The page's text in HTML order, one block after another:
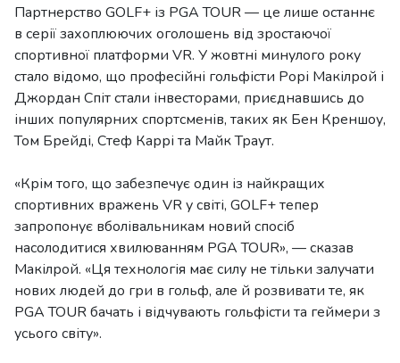
Партнерство GOLF+ із PGA TOUR — це лише останнє
в серії захоплюючих оголошень від зростаючої
спортивної платформи VR. У жовтні минулого року
стало відомо, що професійні гольфісти Рорі Макілрой і
Джордан Спіт стали інвесторами, приєднавшись до
інших популярних спортсменів, таких як Бен Креншоу,
Том Брейді, Стеф Каррі та Майк Траут.
«Крім того, що забезпечує один із найкращих
спортивних вражень VR у світі, GOLF+ тепер
запропонує вболівальникам новий спосіб
насолодитися хвилюванням PGA TOUR», — сказав
Макілрой. «Ця технологія має силу не тільки залучати
нових людей до гри в гольф, але й розвивати те, як
PGA TOUR бачать і відчувають гольфісти та геймери з
усього світу».